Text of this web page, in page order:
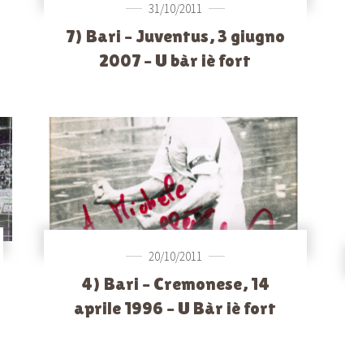
31/10/2011
7) Bari – Juventus, 3 giugno
2007 – U bàr iè fort
20/10/2011
4) Bari – Cremonese, 14
aprile 1996 – U Bàr iè fort